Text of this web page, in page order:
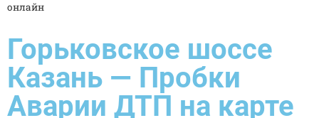
онлайн
Горьковское шоссе
Казань — Пробки
Аварии ДТП на карте